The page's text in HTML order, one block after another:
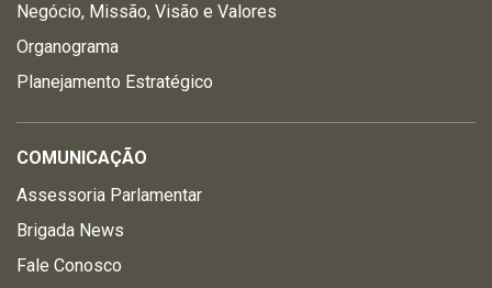
Negócio, Missão, Visão e Valores
Organograma
Planejamento Estratégico
COMUNICAÇÃO
Assessoria Parlamentar
Brigada News
Fale Conosco